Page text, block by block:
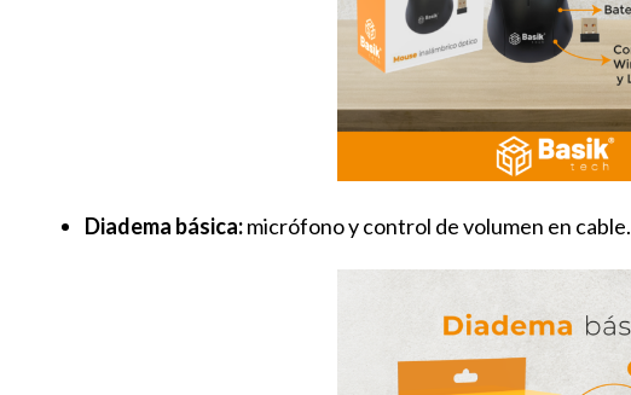
Diadema básica:micrófono y control de volumen en cable.